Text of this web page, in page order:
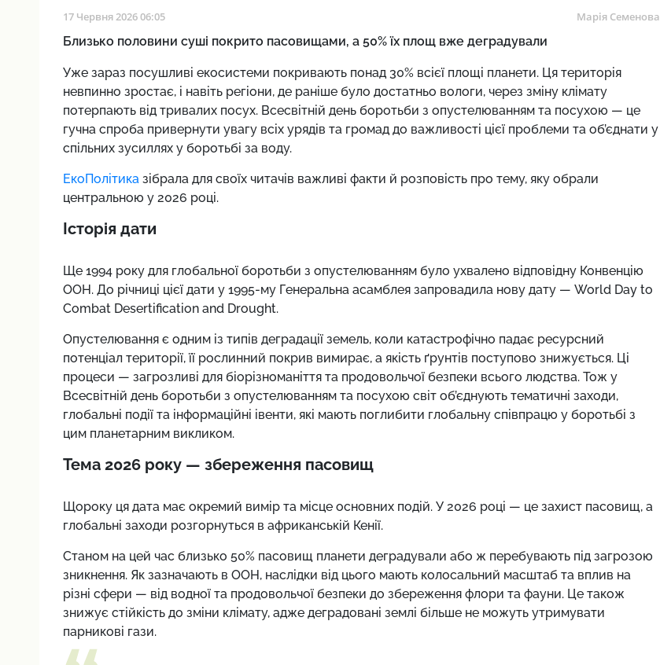
17 Червня 2026 06:05 Марія Семенова
Близько половини суші покрито пасовищами, а 50% їх площ вже деградували
Уже зараз посушливі екосистеми покривають понад 30% всієї площі планети. Ця територія
невпинно зростає, і навіть регіони, де раніше було достатньо вологи, через зміну клімату
потерпають від тривалих посух. Всесвітній день боротьби з опустелюванням та посухою — це
гучна спроба привернути увагу всіх урядів та громад до важливості цієї проблеми та об’єднати у
спільних зусиллях у боротьбі за воду.
ЕкоПолітиказібрала для своїх читачів важливі факти й розповість про тему, яку обрали
центральною у 2026 році.
Історія дати
Ще 1994 року для глобальної боротьби з опустелюванням було ухвалено відповідну Конвенцію
ООН. До річниці цієї дати у 1995-му Генеральна асамблея запровадила нову дату — World Day to
Combat Desertification and Drought.
Опустелювання є одним із типів деградації земель, коли катастрофічно падає ресурсний
потенціал території, її рослинний покрив вимирає, а якість ґрунтів поступово знижується. Ці
процеси — загрозливі для біорізноманіття та продовольчої безпеки всього людства. Тож у
Всесвітній день боротьби з опустелюванням та посухою світ об’єднують тематичні заходи,
глобальні події та інформаційні івенти, які мають поглибити глобальну співпрацю у боротьбі з
цим планетарним викликом.
Тема 2026 року — збереження пасовищ
Щороку ця дата має окремий вимір та місце основних подій. У 2026 році — це захист пасовищ, а
глобальні заходи розгорнуться в африканській Кенії.
Станом на цей час близько 50% пасовищ планети деградували або ж перебувають під загрозою
зникнення. Як зазначають в ООН, наслідки від цього мають колосальний масштаб та вплив на
різні сфери — від водної та продовольчої безпеки до збереження флори та фауни. Це також
знижує стійкість до зміни клімату, адже деградовані землі більше не можуть утримувати
парникові гази.